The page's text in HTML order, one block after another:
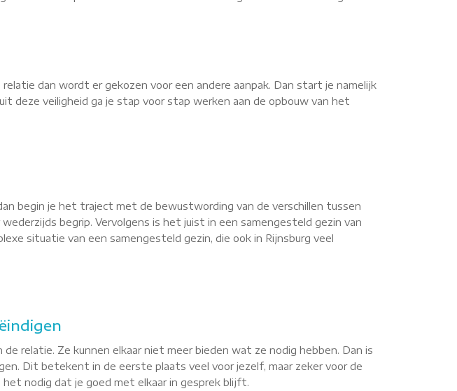
dan wordt er gekozen voor een andere aanpak. Dan start je namelijk
deze veiligheid ga je stap voor stap werken aan de opbouw van het
begin je het traject met de bewustwording van de verschillen tussen
begrip. Vervolgens is het juist in een samengesteld gezin van
situatie van een samengesteld gezin, die ook in Rijnsburg veel
relatie. Ze kunnen elkaar niet meer bieden wat ze nodig hebben. Dan is
Dit betekent in de eerste plaats veel voor jezelf, maar zeker voor de
nodig dat je goed met elkaar in gesprek blijft.